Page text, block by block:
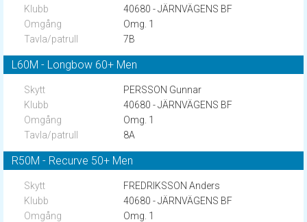
40680 - JÄRNVÄGENS BF
Omg. 1
7B
L60M - Longbow 60+ Men
PERSSON Gunnar
40680 - JÄRNVÄGENS BF
Omg. 1
8A
R50M - Recurve 50+ Men
FREDRIKSSON Anders
40680 - JÄRNVÄGENS BF
Omg. 1